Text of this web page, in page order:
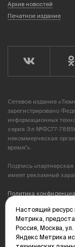
Архив новостей
Печатное издание
Сетевое издание
зарегистрировано
информационных
серия Эл №ФС77-78856
некоммерческая
время"».
Подпись
имеет рекламный
Политика
Редакция: 625035,
(3452) 68-89-05
edit@vsluh.ru
Настоящий ресурс
Метрика,
Россия, Москва,
Яндекс Метрика